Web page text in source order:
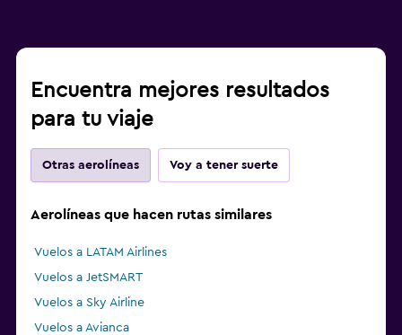
Encuentra mejores resultados
para tu viaje
Otras aerolíneas Voy a tener suerte
Aerolíneas que hacen rutas similares
Vuelos a LATAM Airlines
Vuelos a JetSMART
Vuelos a Sky Airline
Vuelos a Avianca